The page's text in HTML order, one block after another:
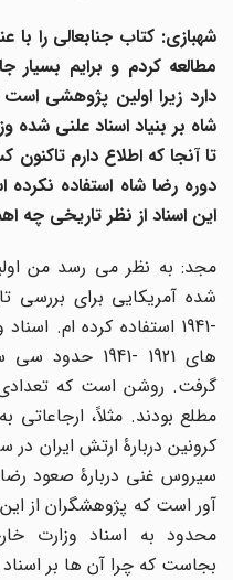
شهبازی: کتاب جنابعالی را با
مطالعه کردم و برایم بسیار
دارد زیرا اولین پژوهشی است
شاه بر بنیاد اسناد علنی شده
تا آنجا که اطلاع دارم تاکنون
دوره رضا شاه استفاده
این اسناد از نظر تاریخی چه
مجد: به نظر می رسد من
-1941 استفاده کرده ام.
های 1921 -1941
گرفت. روشن است که تعدادی
مطلع بودند. مثلاً، ارجاعاتی
سیروس غنی دربارۀ صعود
آور است که پژوهشگران از این
محدود به اسناد وزارت
بجاست که چرا آن ها بر اسناد